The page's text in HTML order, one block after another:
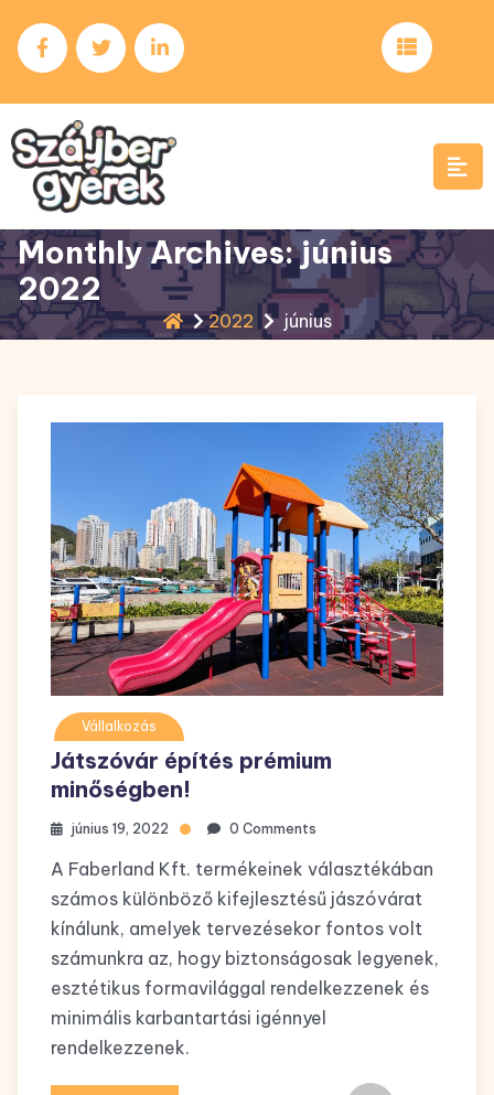
to
content
Monthly Archives: június
2022
2022 június
Vállalkozás
Játszóvár építés prémium
minőségben!
június 19, 2022 0 Comments
A Faberland Kft. termékeinek választékában
számos különböző kifejlesztésű jászóvárat
kínálunk, amelyek tervezésekor fontos volt
számunkra az, hogy biztonságosak legyenek,
esztétikus formavilággal rendelkezzenek és
minimális karbantartási igénnyel
rendelkezzenek.